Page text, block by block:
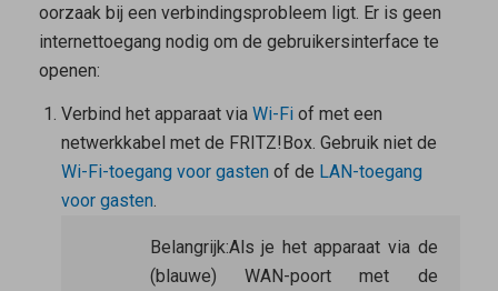
oorzaak bij een verbindingsprobleem ligt. Er is geen
internettoegang nodig om de gebruikersinterface te
openen:
Verbind het apparaat via Wi-Fiof met een
netwerkkabel met de FRITZ!Box. Gebruik nietde
Wi-Fi-toegang voor gasten of de LAN-toegang
voor gasten
Belangrijk:Als je het apparaat via de
(blauwe) WAN-poort met de